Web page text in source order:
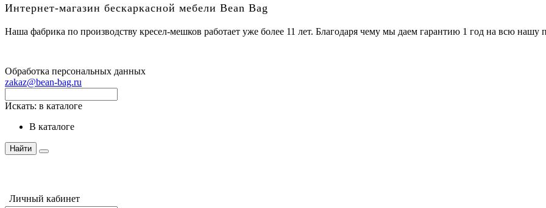
Интернет-магазин бескаркасной мебели Bean Bag
Наша фабрика по производству кресел-мешков работает уже более 11 лет. Благодаря чему мы даем гарантию 1 год на всю нашу
Обработка персональных данных
zakaz@bean-bag.ru
Искать: в каталоге
в каталоге
Найти
Личный кабинет